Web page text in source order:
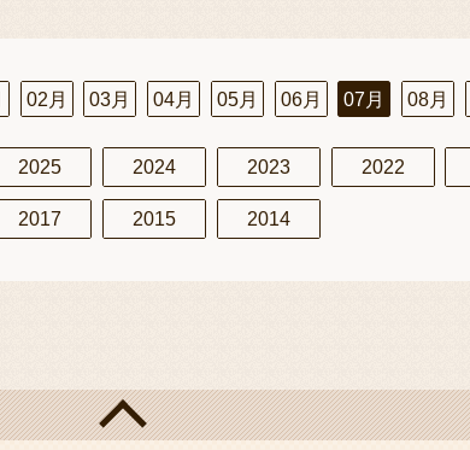
02月 03月 04月 05月 06月 07月 08月
2025 2024 2023 2022
2017 2015 2014